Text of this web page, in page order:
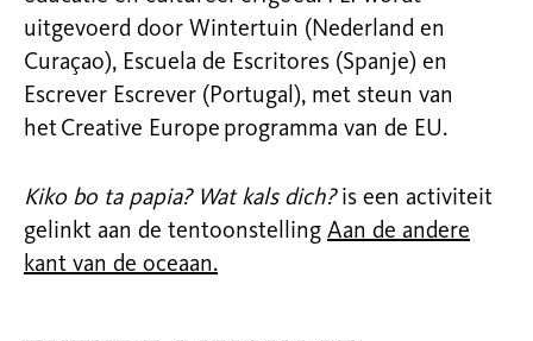
uitgevoerd door Wintertuin (Nederland en
Curaçao), Escuela de Escritores (Spanje) en
Escrever Escrever (Portugal), met steun van
het Creative Europe programma van de EU.
Kiko bo ta papia? Wat kals dich?is een activiteit
gelinkt aan de tentoonstelling Aan de andere
kant van de oceaan.